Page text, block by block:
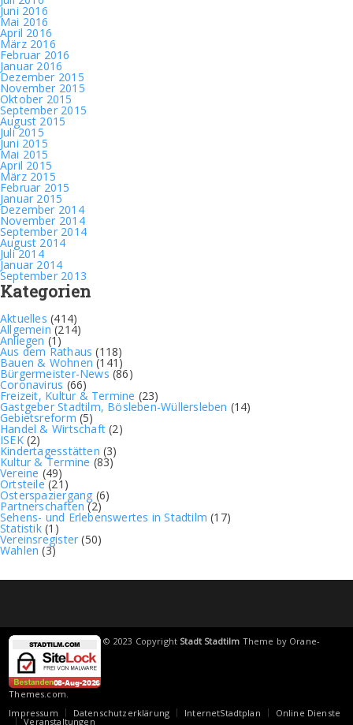
Juni 2016
Mai 2016
April 2016
März 2016
Februar 2016
Januar 2016
Dezember 2015
November 2015
Oktober 2015
September 2015
August 2015
Juli 2015
Juni 2015
Mai 2015
April 2015
März 2015
Februar 2015
Januar 2015
Dezember 2014
November 2014
September 2014
August 2014
Juli 2014
Januar 2014
September 2013
Kategorien
Aktuelles (414)
Allgemein(214)
Anliegen (1)
Aus dem Rathaus (118)
Bauen & Wohnen (141)
Bürgermeister-News (86)
Coronavirus (66)
Freizeit, Kultur & Termine (23)
Gastgeber Stadtilm, Bösleben-Wüllersleben (14)
Gebietsreform (5)
Handel & Wirtschaft (2)
ISEK(2)
Kindertagesstätten (3)
Kultur & Termine (83)
Vereine (49)
Ortsteile(21)
Osterspaziergang (6)
Partnerschaften(2)
Sehens- und Erlebenswertes in Stadtilm (17)
Statistik(1)
Vereinsregister (50)
Wahlen (3)
© 2023 Copyright Stadt Stadtilm Theme by Orane-
Themes.com.
Impressum
Datenschutzerklärung InternetStadtplan Online Dienste
Veranstaltungen